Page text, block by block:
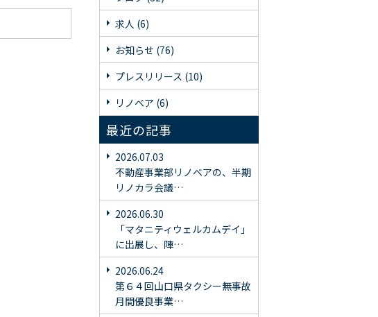
求人 (6)
お知らせ (76)
プレスリリース (10)
リノベア (6)
最近の記事
2026.07.03
不動産事業部リノベアの、半期
リノカラ会議…
2026.06.30
「マタニティウェルカムデイ」
に出展し、陣…
2026.06.24
第６４回山口県タクシー無事故
月間優良事業…